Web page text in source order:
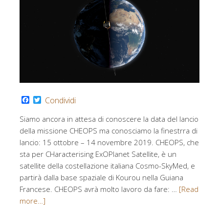
Facebook
Twitter
Condividi
Siamo ancora in attesa di conoscere la data del lancio
della missione CHEOPS ma conosciamo la finestrra di
lancio: 15 ottobre – 14 novembre 2019. CHEOPS, che
sta per CHaracterising ExOPlanet Satellite, è un
satellite della costellazione italiana Cosmo-SkyMed, e
partirà dalla base spaziale di Kourou nella Guiana
Francese. CHEOPS avrà molto lavoro da fare: … [Read
more…]